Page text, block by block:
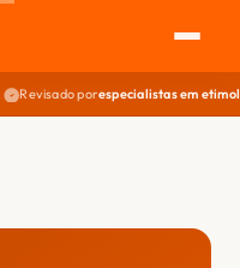
Revisado porespecialistas em